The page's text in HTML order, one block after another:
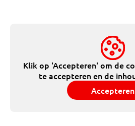
Klik op 'Accepteren' om de
te accepteren en de
Accepteren